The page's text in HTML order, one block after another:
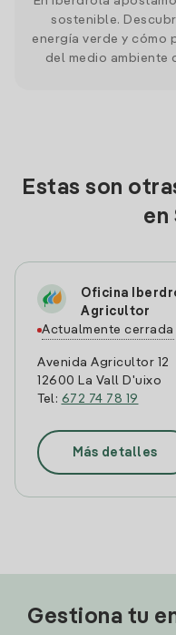
sostenible.
energía verde y cómo
del medio ambiente
Estas son
en
Oficina
Agricultor
Actualmente cerrada
Avenida Agricultor 12
12600 La Vall D'uixo
Tel: 672 74 78 19
Más detalles
Gestiona tu